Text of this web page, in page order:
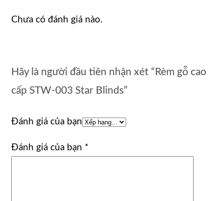
Chưa có đánh giá nào.
Hãy là người đầu tiên nhận xét “Rèm gỗ cao
cấp STW-003 Star Blinds”
Đánh giá của bạn
Đánh giá của bạn *